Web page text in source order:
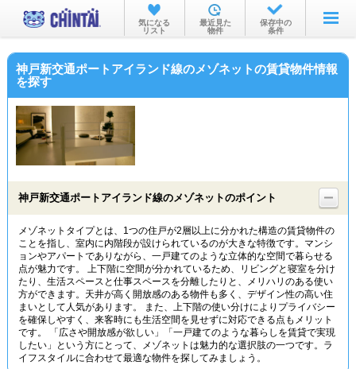
お部屋を探す
沿線・駅から
不動産会社から
TOP
気になる
リスト
最近見た
物件
保存中の
条件
神戸新交通ポートアイランド線のメゾネットの賃貸物件情報
を探す
神戸新交通ポートアイランド線のメゾネットのポイント
メゾネットタイプとは、1つの住戸が2層以上に分かれた構造の賃貸物件の
ことを指し、室内に内階段が設けられているのが大きな特徴です。マンシ
ョンやアパートでありながら、一戸建てのような立体的な空間で暮らせる
点が魅力です。 上下階に空間が分かれているため、リビングと寝室を分け
たり、生活スペースと仕事スペースを分離したりと、メリハリのある使い
方ができます。天井が高く開放感のある物件も多く、デザイン性の高い住
まいとして人気があります。 また、上下階の使い分けによりプライバシー
を確保しやすく、来客時にも生活空間を見せずに対応できる点もメリット
です。 「広さや開放感が欲しい」「一戸建てのような暮らしを賃貸で実現
したい」という方にとって、メゾネットは魅力的な選択肢の一つです。ラ
イフスタイルに合わせて最適な物件を探してみましょう。